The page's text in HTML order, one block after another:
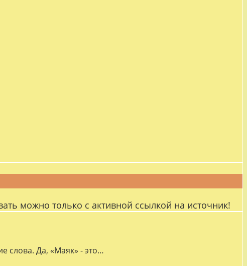
можно только с активной ссылкой на источник!
слова. Да, «Маяк» - это…